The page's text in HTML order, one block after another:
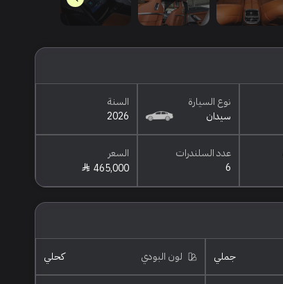
نوع السيارة
سيدان
السنة
2026
عدد السلندرات
6
السعر
465,000
جملي لون البودي كحلي